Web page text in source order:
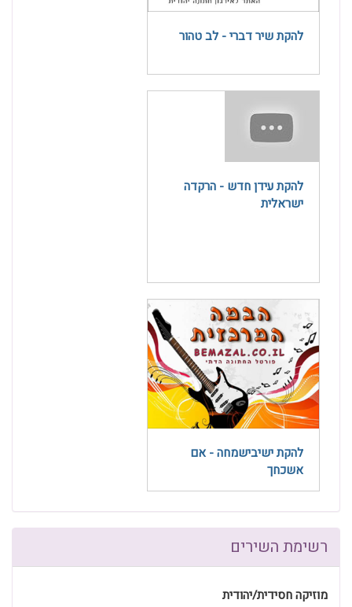
להקת שיר דברי - לב טהור
להקת עידן חדש - הרקדה
ישראלית
להקת ישיבישמחה - אם
אשכחך
רשימת השירים
מוזיקה חסידית/יהודית